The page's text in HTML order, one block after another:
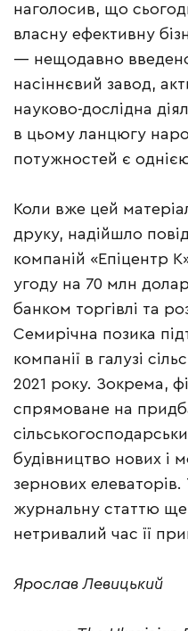
наголосив, що
власну ефективну
— нещодавно
насіннєвий завод,
науково-дослідна
в цьому ланцюгу
потужностей є однією
Коли вже цей
друку, надійшло
компаній «Епіцентр
угоду на 70 млн
банком торгівлі та
Семирічна позика
компанії в галузі
2021 року. Зокрема,
спрямоване на
будівництво нових і
зернових
журнальну статтю
нетривалий час її
Ярослав Левицький